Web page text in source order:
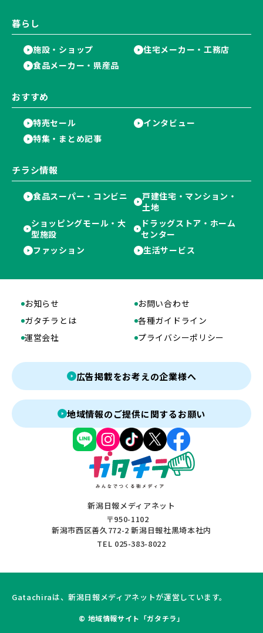
暮らし
施設・ショップ
住宅メーカー・工務店
食品メーカー・県産品
おすすめ
特売セール
インタビュー
特集・まとめ記事
チラシ情報
食品スーパー・コンビニ
戸建住宅・マンション・
土地
ショッピングモール・大
型施設
ドラッグストア・ホーム
センター
ファッション
生活サービス
新潟日報メディアネット
〒950-1102
新潟市西区善久772-2 新潟日報社黒埼本社内
TEL 025-383-8022
お知らせ
お問い合わせ
ガタチラとは
各種ガイドライン
運営会社
プライバシーポリシー
広告掲載をお考えの企業様へ
地域情報のご提供に関するお願い
Gatachiraは、新潟日報メディアネットが運営しています。
© 地域情報サイト「ガタチラ」